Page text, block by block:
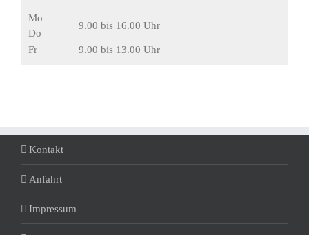
Mo –
Do
9.00 bis 16.00 Uhr
Fr 9.00 bis 13.00 Uhr
Kontakt
Anfahrt
Impressum